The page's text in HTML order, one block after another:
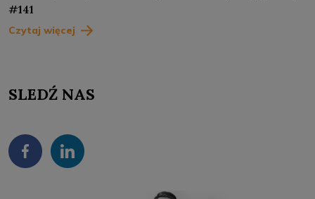
#141
Czytaj więcej
SLEDŹ NAS